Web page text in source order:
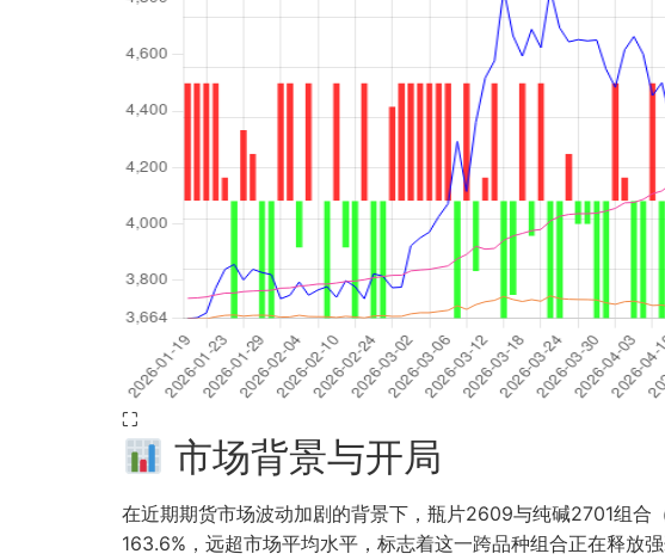
⛶
市场背景与开局
在近期期货市场波动加剧的背景下，瓶片2609与纯碱2701组合
163.6%，远超市场平均水平，标志着这一跨品种组合正在释放强